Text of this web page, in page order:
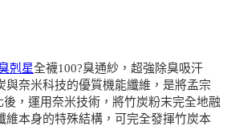
剋星全襪100?臭通紗，超強除臭吸汗
與奈米科技的優質機能纖維，是將孟宗
，運用奈米技術，將竹炭粉末完全地融
維本身的特殊結構，可完全發揮竹炭本